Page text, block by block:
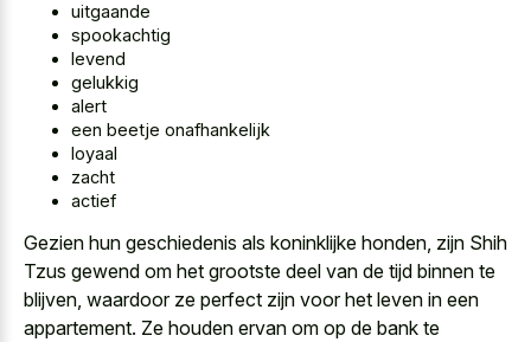
uitgaande
spookachtig
levend
gelukkig
alert
een beetje onafhankelijk
loyaal
zacht
actief
Gezien hun geschiedenis als koninklijke honden, zijn Shih
Tzus gewend om het grootste deel van de tijd binnen te
blijven, waardoor ze perfect zijn voor het leven in een
appartement. Ze houden ervan om op de bank te